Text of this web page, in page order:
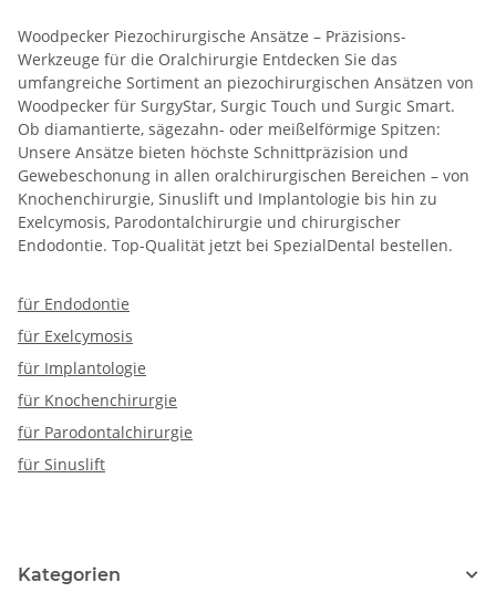
Woodpecker Piezochirurgische Ansätze – Präzisions-
Werkzeuge für die Oralchirurgie Entdecken Sie das
umfangreiche Sortiment an piezochirurgischen Ansätzen von
Woodpecker für SurgyStar, Surgic Touch und Surgic Smart.
Ob diamantierte, sägezahn- oder meißelförmige Spitzen:
Unsere Ansätze bieten höchste Schnittpräzision und
Gewebeschonung in allen oralchirurgischen Bereichen – von
Knochenchirurgie, Sinuslift und Implantologie bis hin zu
Exelcymosis, Parodontalchirurgie und chirurgischer
Endodontie. Top-Qualität jetzt bei SpezialDental bestellen.
für Endodontie
für Exelcymosis
für Implantologie
für Knochenchirurgie
für Parodontalchirurgie
für Sinuslift
Kategorien